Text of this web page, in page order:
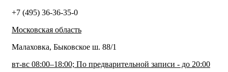
+7 (495) 36-36-35-0
Московская область
Малаховка, Быковское ш. 88/1
вт-вс 08:00–18:00; По предварительной записи - до 20:00